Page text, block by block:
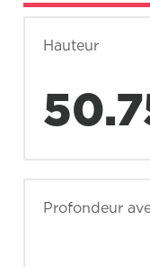
Hauteur
Profondeur